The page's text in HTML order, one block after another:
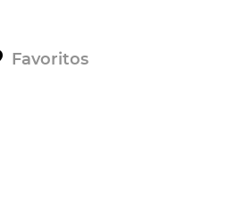
Favoritos